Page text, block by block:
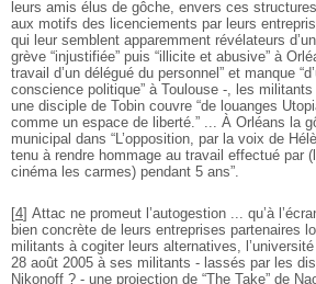
leurs amis élus de gôche, envers ces
aux motifs des licenciements par leurs
qui leur semblent apparemment révélateurs
grève “injustifiée” puis “illicite et abusive” à
travail d’un délégué du personnel” et manque
conscience politique” à Toulouse -, les
une disciple de Tobin couvre “de louanges
comme un espace de liberté.” ... À Orléans la
municipal dans “L’opposition, par la voix de
tenu à rendre hommage au travail effectué par
cinéma les carmes) pendant 5 ans”.
[4] Attac ne promeut l’autogestion ... qu’à
bien concrète de leurs entreprises partenaires
militants à cogiter leurs alternatives, l’université
28 août 2005 à ses militants - lassés par les
Nikonoff ? - une projection de “The Take” de